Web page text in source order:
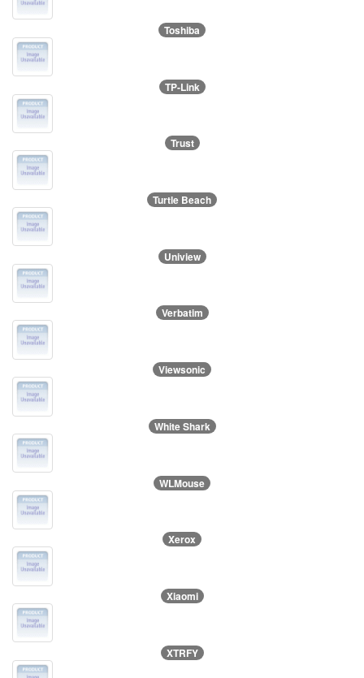
Toshiba
TP-Link
Trust
Turtle Beach
Uniview
Verbatim
Viewsonic
White Shark
WLMouse
Xerox
Xiaomi
XTRFY